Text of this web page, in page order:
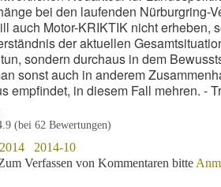
bei den laufenden Nürburgring-
auch Motor-KRIKTIK nicht erheben,
der aktuellen
sondern durchaus in dem
sonst auch in anderem
empfindet, in diesem Fall mehren. -
(bei 62 Bewertungen)
2014
2014-10
Stiftungs-“Strohfeuer“ = Flächenbrand?
Verfassen von Kommentaren bitte